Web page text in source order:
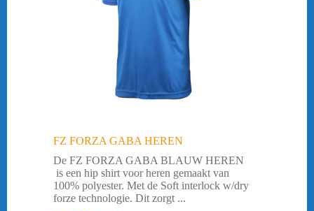
FZ FORZA GABA HEREN
De FZ FORZA GABA BLAUW HEREN
is een hip shirt voor heren gemaakt van
100% polyester. Met de Soft interlock w/dry
forze technologie. Dit zorgt ...